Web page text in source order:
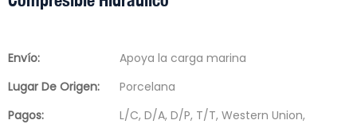
Envío:
Apoya la carga marina
Lugar De Origen:
Porcelana
Pagos:
L/C, D/A, D/P, T/T, Western Union,